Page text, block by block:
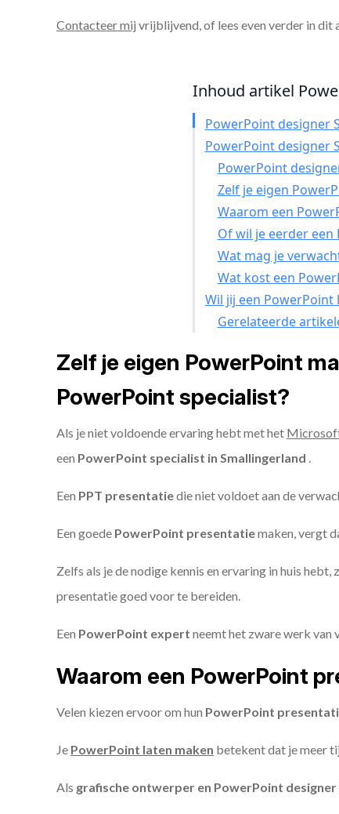
Contacteer mij vrijblijvend, of lees even verder in
Inhoud artikel
PowerPoint designer
PowerPoint designer
PowerPoint
Zelf je eigen
Waarom een
Of wil je eerder
Wat mag je
Wat kost een
Wil jij een PowerPoint
Gerelateerde
Zelf je eigen PowerPoint
PowerPoint specialist?
Als je niet voldoende ervaring hebt met het
een PowerPoint specialist in Smallingerland .
Een PPT presentatiedie niet voldoet aan de
Een goede PowerPoint presentatiemaken, vergt
Zelfs als je de nodige kennis en ervaring in huis
presentatie goed voor te bereiden.
Een PowerPoint expert neemt het zware werk van
Waarom een PowerPoint
Velen kiezen ervoor om hun PowerPoint
Je PowerPoint laten maken betekent dat je meer
Als grafische ontwerper en PowerPoint designer